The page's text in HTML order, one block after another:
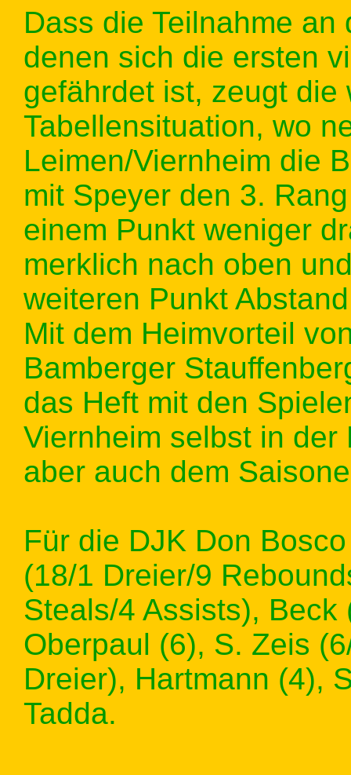
Dass die Teilnahme
denen sich die ersten
gefährdet ist, zeugt die
Tabellensituation, wo
Leimen/Viernheim die
mit Speyer den 3.
einem Punkt weniger
merklich nach oben
weiteren Punkt
Mit dem Heimvorteil
Bamberger
das Heft mit den
Viernheim selbst in
aber auch dem
Für die DJK Don
(18/1 Dreier/9
Steals/4 Assists),
Oberpaul (6), S. Zeis
Dreier), Hartmann (4),
Tadda.